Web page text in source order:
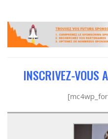
INSCRIVEZ-VOUS